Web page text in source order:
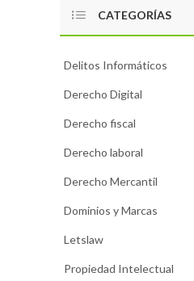
CATEGORÍAS
Delitos Informáticos
Derecho Digital
Derecho fiscal
Derecho laboral
Derecho Mercantil
Dominios y Marcas
Letslaw
Propiedad Intelectual